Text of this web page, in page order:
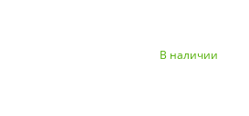
В наличии